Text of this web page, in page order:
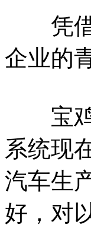
凭借
企业的
宝鸡
系统现
汽车生
好，对